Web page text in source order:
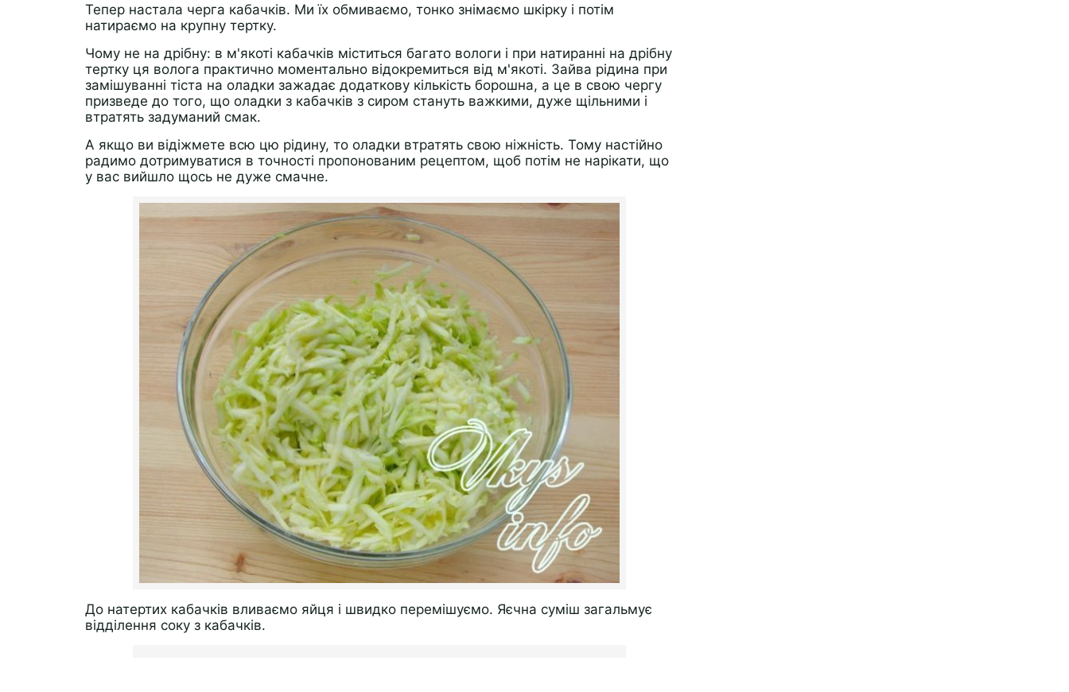
Тепер настала черга кабачків. Ми їх обмиваємо, тонко знімаємо шкірку і потім
натираємо на крупну тертку.
Чому не на дрібну: в м'якоті кабачків міститься багато вологи і при натиранні на дрібну
тертку ця волога практично моментально відокремиться від м'якоті. Зайва рідина при
замішуванні тіста на оладки зажадає додаткову кількість борошна, а це в свою чергу
призведе до того, що оладки з кабачків з сиром стануть важкими, дуже щільними і
втратять задуманий смак.
А якщо ви відіжмете всю цю рідину, то оладки втратять свою ніжність. Тому настійно
радимо дотримуватися в точності пропонованим рецептом, щоб потім не нарікати, що
у вас вийшло щось не дуже смачне.
До натертих кабачків вливаємо яйця і швидко перемішуємо. Яєчна суміш загальмує
відділення соку з кабачків.